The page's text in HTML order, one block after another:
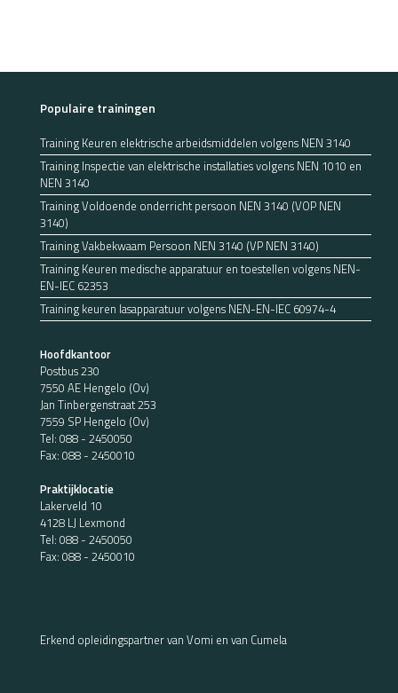
Populaire trainingen
Training Keuren elektrische arbeidsmiddelen volgens NEN 3140
Training Inspectie van elektrische installaties volgens NEN 1010 en
NEN 3140
Training Voldoende onderricht persoon NEN 3140 (VOP NEN
3140)
Training Vakbekwaam Persoon NEN 3140 (VP NEN 3140)
Training Keuren medische apparatuur en toestellen volgens NEN-
EN-IEC 62353
Training keuren lasapparatuur volgens NEN-EN-IEC 60974-4
Hoofdkantoor
Postbus 230
7550 AE Hengelo (Ov)
Jan Tinbergenstraat 253
7559 SP Hengelo (Ov)
Tel: 088 - 2450050
Fax: 088 - 2450010
Praktijklocatie
Lakerveld 10
4128 LJ Lexmond
Tel: 088 - 2450050
Fax: 088 - 2450010
Erkend opleidingspartner van Vomi en van Cumela